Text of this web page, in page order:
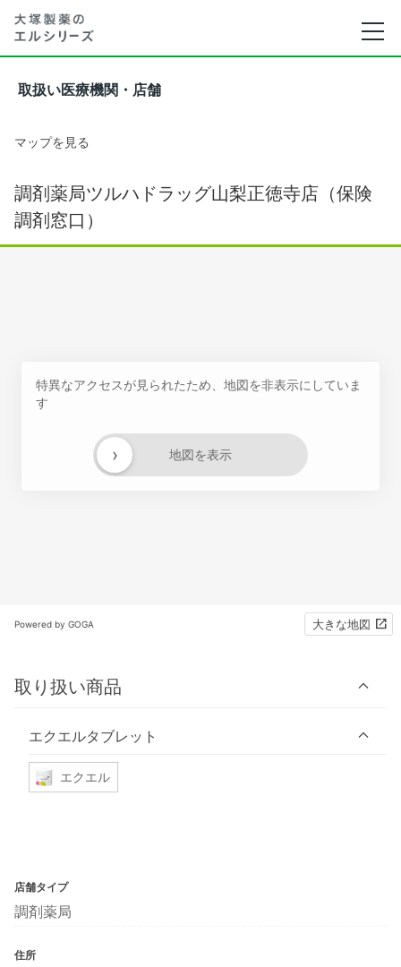
取扱い医療機関・店舗
マップを見る
調剤薬局ツルハドラッグ山梨正徳寺店（保険
調剤窓口）
特異なアクセスが見られたため、地図を非表示にしていま
す
地図を表示
›
Powered by GOGA 大きな地図
取り扱い商品
エクエルタブレット
エクエル
店舗タイプ
調剤薬局
住所